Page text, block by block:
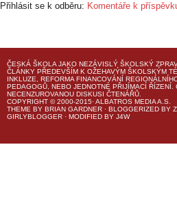
Přihlásit se k odběru: Komentáře k
ČESKÁ ŠKOLA JAKO NEZÁVISLÝ ŠKOLSKÝ
ČLÁNKY PŘEDEVŠÍM K OŽEHAVÝM ŠKOLSKÝM
INKLUZE, REFORMA FINANCOVÁNÍ
PEDAGOGŮ, NEBO JEDNOTNÉ PŘIJÍMACÍ ŘÍZENÍ.
NECENZUROVANOU DISKUSI ČTENÁŘŮ.
COPYRIGHT © 2000-2015· ALBATROS MEDIA A.S.
THEME BY BRIAN GARDNER · BLOGGERIZED BY
GIRLYBLOGGER · MODIFIED BY J4W